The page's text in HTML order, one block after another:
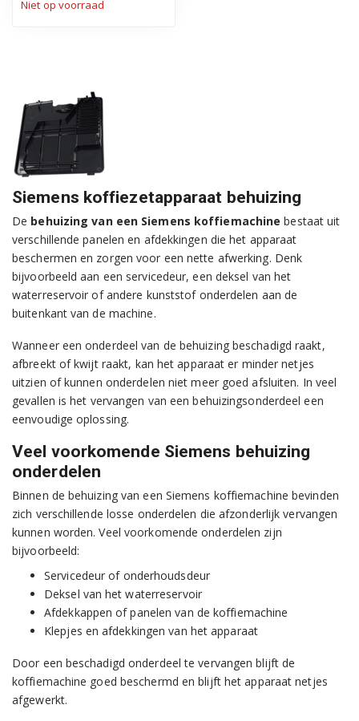
Niet op voorraad
Siemens koffiezetapparaat behuizing
De behuizing van een Siemens koffiemachine bestaat uit
verschillende panelen en afdekkingen die het apparaat
beschermen en zorgen voor een nette afwerking. Denk
bijvoorbeeld aan een servicedeur, een deksel van het
waterreservoir of andere kunststof onderdelen aan de
buitenkant van de machine.
Wanneer een onderdeel van de behuizing beschadigd raakt,
afbreekt of kwijt raakt, kan het apparaat er minder netjes
uitzien of kunnen onderdelen niet meer goed afsluiten. In veel
gevallen is het vervangen van een behuizingsonderdeel een
eenvoudige oplossing.
Veel voorkomende Siemens behuizing
onderdelen
Binnen de behuizing van een Siemens koffiemachine bevinden
zich verschillende losse onderdelen die afzonderlijk vervangen
kunnen worden. Veel voorkomende onderdelen zijn
bijvoorbeeld:
Servicedeur of onderhoudsdeur
Deksel van het waterreservoir
Afdekkappen of panelen van de koffiemachine
Klepjes en afdekkingen van het apparaat
Door een beschadigd onderdeel te vervangen blijft de
koffiemachine goed beschermd en blijft het apparaat netjes
afgewerkt.